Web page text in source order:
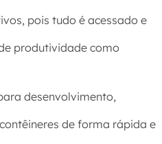
pois tudo é acessado e
produtividade como
desenvolvimento,
de forma rápida e